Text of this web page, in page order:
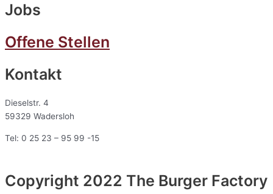
Jobs
Offene Stellen
Kontakt
Dieselstr. 4
59329 Wadersloh
Tel: 0 25 23 – 95 99 -15
Copyright 2022 The Burger Factory